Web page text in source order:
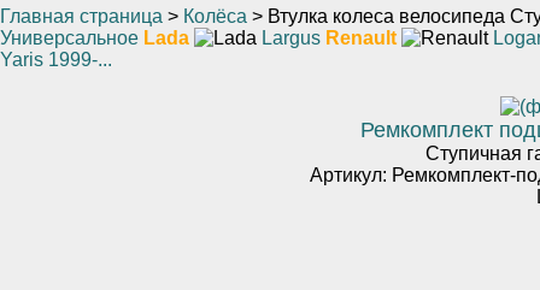
Главная страница > Колёса > Втулка колеса велосипеда
Универсальное Lada Largus Renault
Yaris 1999-...
Ремкомплект
Ступичная
Артикул: Ремкомплект-